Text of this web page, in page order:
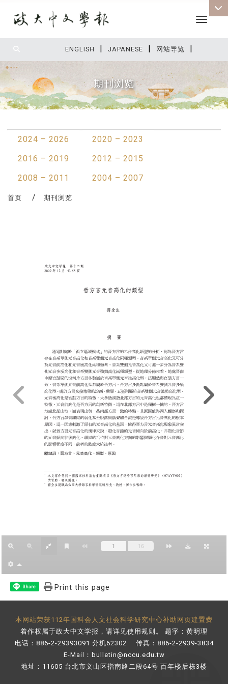
ENGLISH | JAPANESE | 网站导览 |
Toggle
期刊浏览
2024 – 2026
2020 – 2023
2016 – 2019
2012 – 2015
2008 – 2011
2004 – 2007
首页 期刊浏览
Share Print this page
本网站荣获112年国科会人文社会科学研究中心补助网页建置费
着作权属于政大中文学报，请详见使用规则 。 题字：黄明理
电话：886-2-29393091 分机62302 传真：886-2-2939-3834
E-Mail： bulletin@nccu.edu.tw
地址：11605 台北市文山区指南路二段64号 百年楼后栋3楼